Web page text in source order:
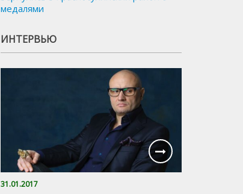
медалями
ИНТЕРВЬЮ
31.01.2017